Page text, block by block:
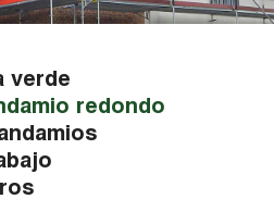
verde
redondo